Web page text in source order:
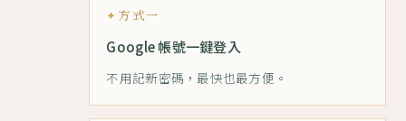
方式一
Google 帳號一鍵登入
不用記新密碼，最快也最方便。